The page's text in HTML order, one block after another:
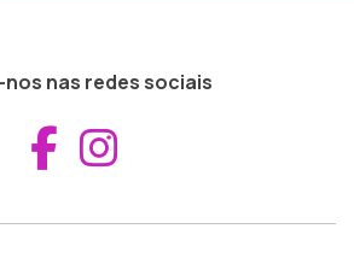
nas redes sociais
Aceder ao